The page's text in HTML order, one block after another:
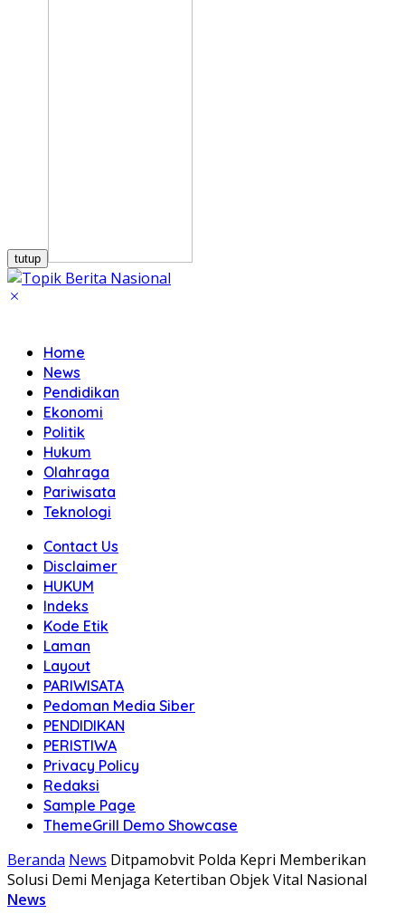
tutup
Home
News
Pendidikan
Ekonomi
Politik
Hukum
Olahraga
Pariwisata
Teknologi
Contact Us
Disclaimer
HUKUM
Indeks
Kode Etik
Laman
Layout
PARIWISATA
Pedoman Media Siber
PENDIDIKAN
PERISTIWA
Privacy Policy
Redaksi
Sample Page
ThemeGrill Demo Showcase
Beranda News Ditpamobvit Polda Kepri Memberikan
Solusi Demi Menjaga Ketertiban Objek Vital Nasional
News